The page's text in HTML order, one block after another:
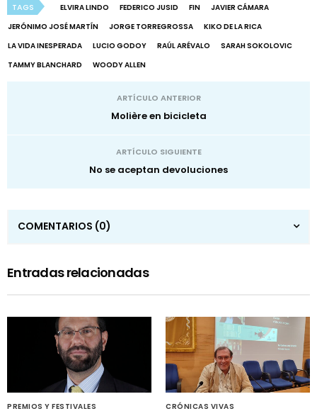
TAGS ELVIRA LINDO FEDERICO JUSID FIN
JAVIER CÁMARA
JERÓNIMO JOSÉ MARTÍN
JORGE TORREGROSSA
KIKO DE LA RICA
LA VIDA INESPERADA
LUCIO GODOY RAÚL ARÉVALO
SARAH SOKOLOVIC
TAMMY BLANCHARD
WOODY ALLEN
ARTÍCULO ANTERIOR
Molière en bicicleta
ARTÍCULO SIGUIENTE
No se aceptan devoluciones
COMENTARIOS (0)
Entradas relacionadas
PREMIOS Y FESTIVALES CRÓNICAS VIVAS